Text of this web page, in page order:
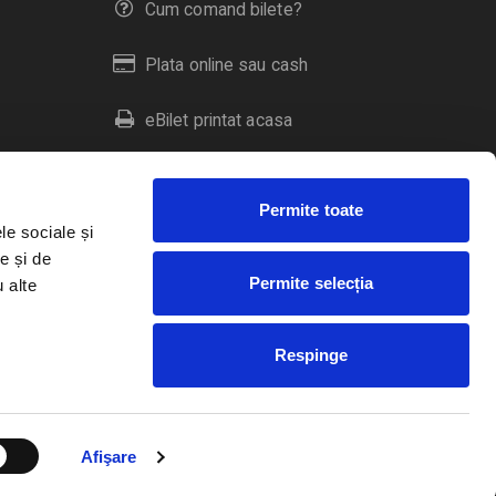
sociale și
și de
alte
Afişare
Permite toate
Permite selecția
Respinge
Cum comand bilete?
Plata online sau cash
eBilet printat acasa
Livrare prin curier
Duplicare bilete